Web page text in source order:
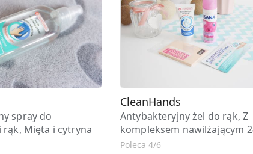
spray do
Mięta i cytryna
CleanHands
Antybakteryjny żel do rąk, Z
kompleksem nawilżającym
Poleca 4/6